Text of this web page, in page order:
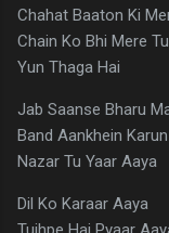
Chahat Baaton Ki
Chain Ko Bhi Mere
Yun Thaga Hai
Jab Saanse Bharu
Band Aankhein
Nazar Tu Yaar Aaya
Dil Ko Karaar Aaya